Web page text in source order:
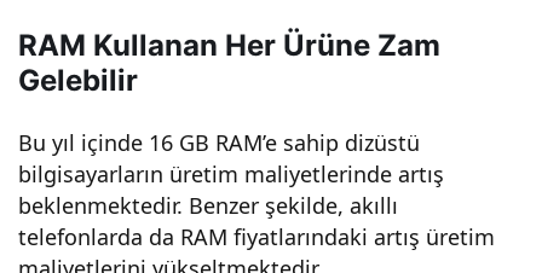
RAM Kullanan Her Ürüne Zam
Gelebilir
Bu yıl içinde 16 GB RAM’e sahip dizüstü
bilgisayarların üretim maliyetlerinde artış
beklenmektedir. Benzer şekilde, akıllı
telefonlarda da RAM fiyatlarındaki artış üretim
altın
yeni
bir